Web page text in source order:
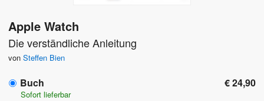
Apple Watch
Die verständliche Anleitung
von Steffen Bien
Buch € 24,90
Sofort lieferbar